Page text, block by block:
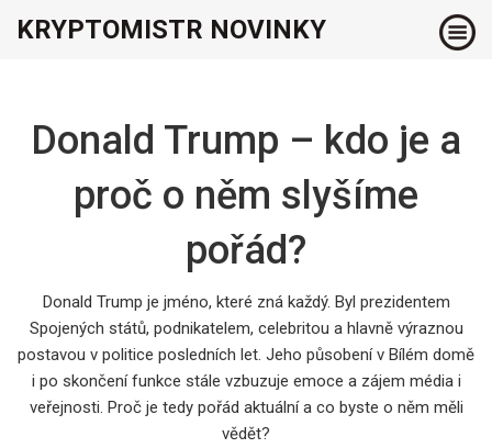
KRYPTOMISTR NOVINKY
Donald Trump – kdo je a
proč o něm slyšíme
pořád?
Donald Trump je jméno, které zná každý. Byl prezidentem
Spojených států, podnikatelem, celebritou a hlavně výraznou
postavou v politice posledních let. Jeho působení v Bílém domě
i po skončení funkce stále vzbuzuje emoce a zájem média i
veřejnosti. Proč je tedy pořád aktuální a co byste o něm měli
vědět?